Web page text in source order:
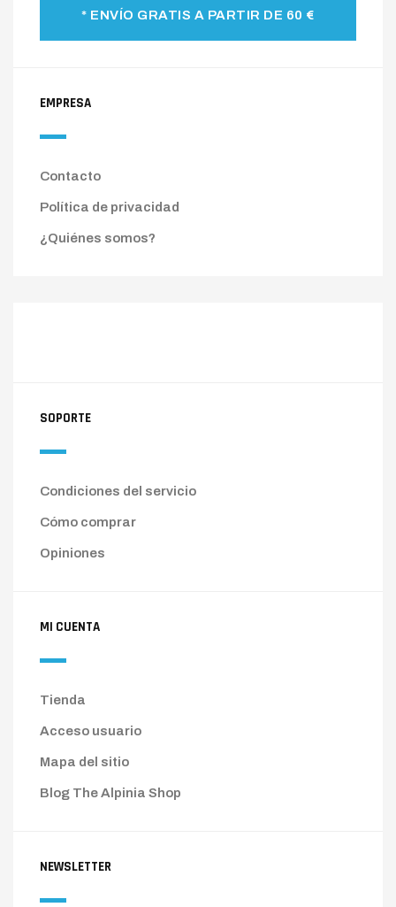
* ENVÍO GRATIS A PARTIR DE 60 €
EMPRESA
Contacto
Política de privacidad
¿Quiénes somos?
SOPORTE
Condiciones del servicio
Cómo comprar
Opiniones
MI CUENTA
Tienda
Acceso usuario
Mapa del sitio
Blog The Alpinia Shop
NEWSLETTER